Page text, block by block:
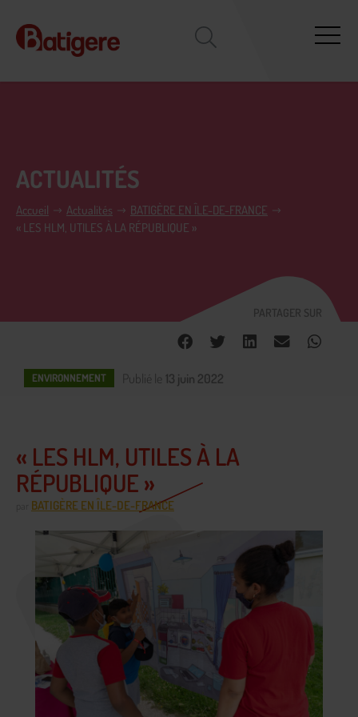
ACTUALITÉS
Accueil Actualités
BATIGÈRE EN ÎLE-DE-FRANCE
« LES HLM, UTILES À LA RÉPUBLIQUE »
ENVIRONNEMENT Publié le 13 juin 2022
PARTAGER SUR
« LES HLM, UTILES À LA
RÉPUBLIQUE »
BATIGÈRE EN ÎLE-DE-FRANCE